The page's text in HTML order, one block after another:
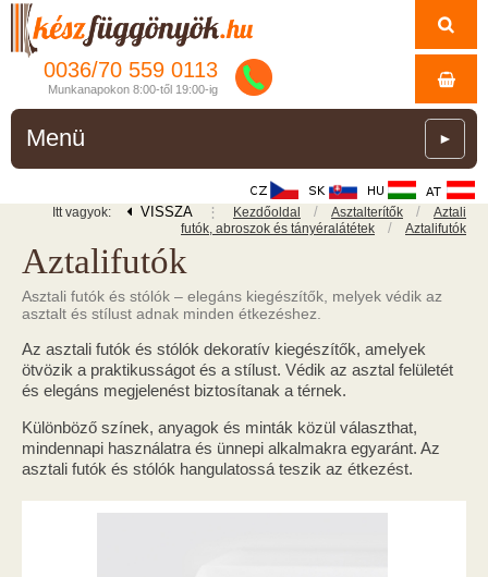
0036/70 559 0113
Munkanapokon 8:00-től 19:00-ig
Menü ►
Itt vagyok: VISSZA ⋮ Kezdőoldal / Asztalterítők /
Aztali
futók, abroszok és tányéralátétek
/ Aztalifutók
Aztalifutók
Asztali futók és stólók – elegáns kiegészítők, melyek védik az
asztalt és stílust adnak minden étkezéshez.
Az asztali futók és stólók dekoratív kiegészítők, amelyek
ötvözik a praktikusságot és a stílust. Védik az asztal felületét
és elegáns megjelenést biztosítanak a térnek.
Különböző színek, anyagok és minták közül választhat,
mindennapi használatra és ünnepi alkalmakra egyaránt. Az
asztali futók és stólók hangulatossá teszik az étkezést.